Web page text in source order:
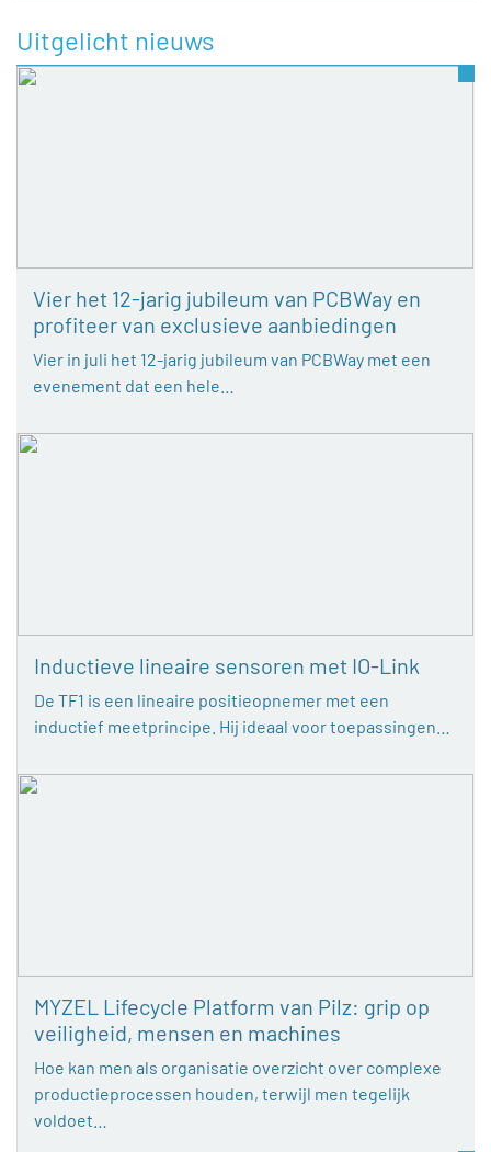
Uitgelicht nieuws
Vier het 12-jarig jubileum van PCBWay en
profiteer van exclusieve aanbiedingen
Vier in juli het 12-jarig jubileum van PCBWay met een
evenement dat een hele…
Inductieve lineaire sensoren met IO-Link
De TF1 is een lineaire positieopnemer met een
inductief meetprincipe. Hij ideaal voor toepassingen…
MYZEL Lifecycle Platform van Pilz: grip op
veiligheid, mensen en machines
Hoe kan men als organisatie overzicht over complexe
productieprocessen houden, terwijl men tegelijk
voldoet…